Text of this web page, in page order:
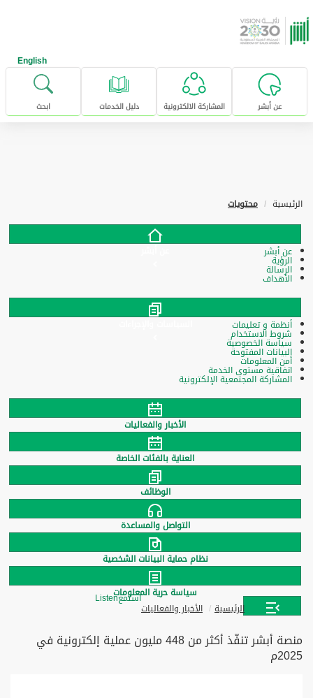
تخطى للإنتقال إلى المحتوى الرئيسي
English
عن أبشر المشاركة الالكترونية دليل الخدمات ابحث
الرئيسية محتويات
عن أبشر
الرؤية
الرسالة
الأهداف
أنظمة و تعليمات
شروط الاستخدام
سياسة الخصوصية
البيانات المفتوحة
أمن المعلومات
اتفاقية مستوى الخدمة
المشاركة المجتمعية الإلكترونية
الأخبار والفعاليات
العناية بالفئات الخاصة
الوظائف
التواصل والمساعدة
نظام حماية البيانات الشخصية
سياسة حرية المعلومات
الرئيسية
الأخبار والفعاليات
استمعListen
منصة أبشر تنفّذ أكثر من 448 مليون عملية إلكترونية في
2025م